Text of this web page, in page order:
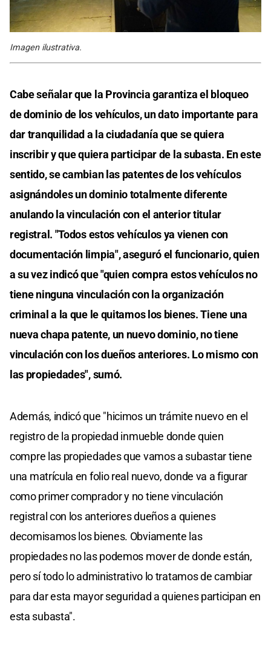
Imagen ilustrativa.
Cabe señalar que la Provincia garantiza el bloqueo
de dominio de los vehículos, un dato importante para
dar tranquilidad a la ciudadanía que se quiera
inscribir y que quiera participar de la subasta. En este
sentido, se cambian las patentes de los vehículos
asignándoles un dominio totalmente diferente
anulando la vinculación con el anterior titular
registral. "Todos estos vehículos ya vienen con
documentación limpia", aseguró el funcionario, quien
a su vez indicó que "quien compra estos vehículos no
tiene ninguna vinculación con la organización
criminal a la que le quitamos los bienes. Tiene una
nueva chapa patente, un nuevo dominio, no tiene
vinculación con los dueños anteriores. Lo mismo con
las propiedades", sumó.
Además, indicó que "hicimos un trámite nuevo en el
registro de la propiedad inmueble donde quien
compre las propiedades que vamos a subastar tiene
una matrícula en folio real nuevo, donde va a figurar
como primer comprador y no tiene vinculación
registral con los anteriores dueños a quienes
decomisamos los bienes. Obviamente las
propiedades no las podemos mover de donde están,
pero sí todo lo administrativo lo tratamos de cambiar
para dar esta mayor seguridad a quienes participan en
esta subasta".